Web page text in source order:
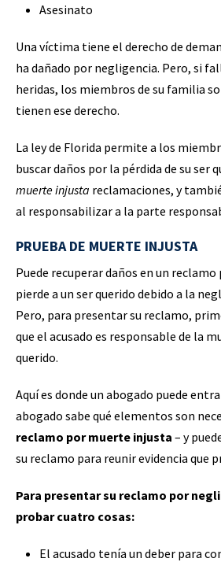
Asesinato
Una víctima tiene el derecho de
ha dañado por negligencia. Pero, si
heridas, los miembros de su familia
tienen ese derecho.
La ley de Florida permite a los
buscar daños por la pérdida de su ser
muerte injusta reclamaciones, y
al responsabilizar a la parte
PRUEBA DE MUERTE INJUSTA
Puede recuperar daños en un
pierde a un ser querido debido a la
Pero, para presentar su reclamo,
que el acusado es responsable de la
querido.
Aquí es donde un abogado puede
abogado sabe qué elementos son
reclamo por muerte injusta – y
su reclamo para reunir evidencia que
Para presentar su reclamo por
probar cuatro cosas:
El acusado tenía un deber para